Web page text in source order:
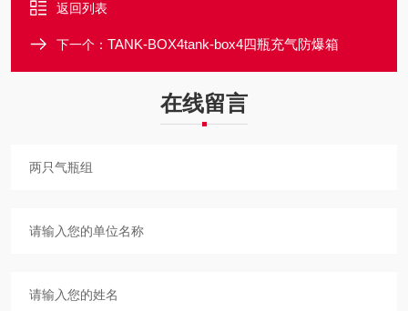
返回列表
下一个： TANK-BOX4tank-box4四瓶充气防爆箱
在线留言